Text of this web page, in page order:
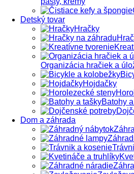
Detský tovar
Hračky
Organizácia hračiek a
Hojdačky
Batohy
Dom a záhrada